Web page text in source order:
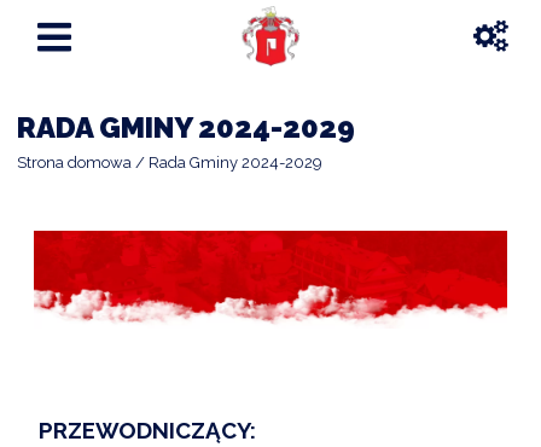
RADA GMINY 2024-2029
Strona domowa Rada Gminy 2024-2029
PRZEWODNICZĄCY: